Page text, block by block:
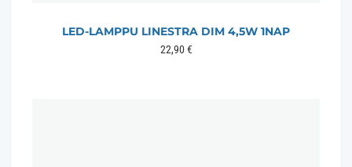
LED-LAMPPU LINESTRA DIM 4,5W 1NAP
22,90€